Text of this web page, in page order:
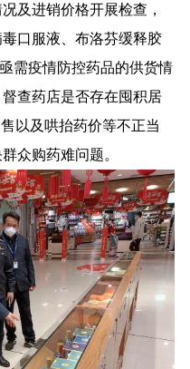
及进销价格开展检查，
口服液、布洛芬缓释胶
需疫情防控药品的供货情
查药店是否存在囤积居
以及哄抬药价等不正当
众购药难问题。